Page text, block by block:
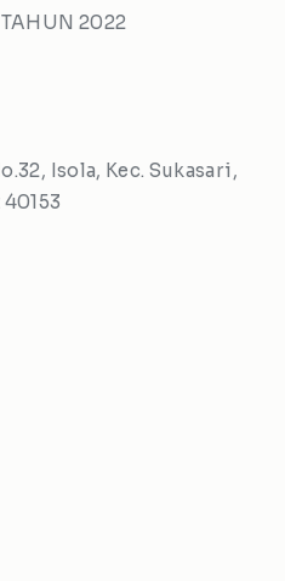
TAHUN 2022
Isola, Kec. Sukasari,